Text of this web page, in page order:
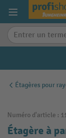
content
Étagères pour
Numéro d'article :
Étagère à